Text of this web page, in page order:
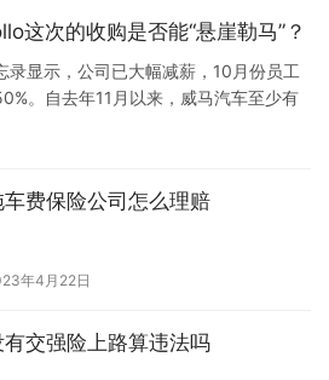
这次的收购是否能“悬崖勒马”？
录显示，公司已大幅减薪，10月份员工
。自去年11月以来，威马汽车至少有
人仍在等待赔偿，一些供应商和承包商
视为中国最有前途的电动…
车费保险公司怎么理赔
年4月22日
有交强险上路算违法吗